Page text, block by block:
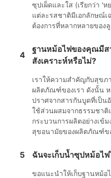
ซุปเผ็ดและใส (เรียกว่า '
แต่ละรสชาติมีเอกลักษณ์เ
ต้องการที่หลากหลายของลู
4
ฐานหม้อไฟของคุณมีส
สังเคราะห์หรือไม่?
เราให้ความสำคัญกับสุข
ผลิตภัณฑ์ของเรา ดังนั้น ห
ปราศจากสารกันบูดที่เป็น
ใช้ส่วนผสมจากธรรมชาติ
กระบวนการผลิตอย่างเข้
สุขอนามัยของผลิตภัณฑ์ข
5 ฉันจะเก็บน้ำซุปหม้อไฟ
ขอแนะนำให้เก็บฐานหม้อ